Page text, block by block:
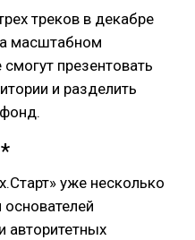
треков в декабре
масштабном
презентовать
и разделить
уже несколько
авторитетных